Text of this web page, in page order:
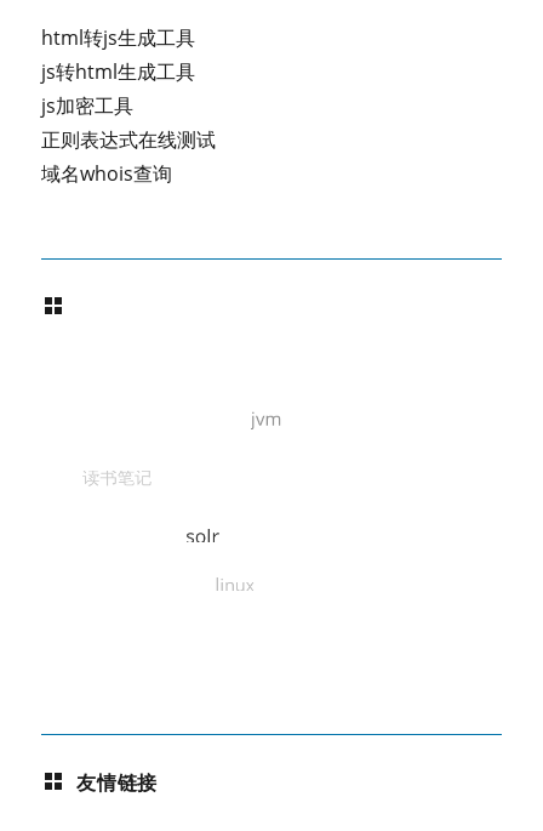
html转js生成工具
js转html生成工具
js加密工具
正则表达式在线测试
域名whois查询
友情链接